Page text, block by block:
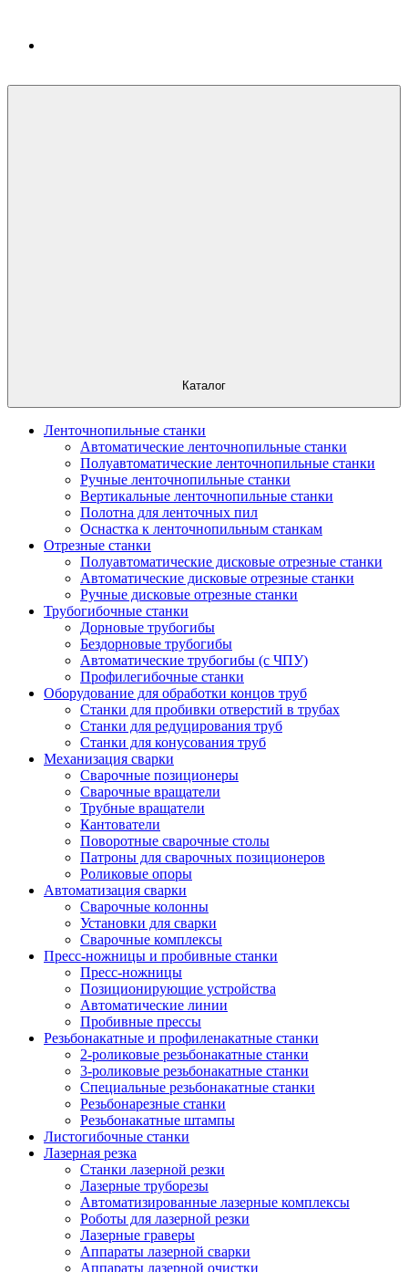
Каталог
Ленточнопильные станки
Автоматические ленточнопильные станки
Полуавтоматические ленточнопильные станки
Ручные ленточнопильные станки
Вертикальные ленточнопильные станки
Полотна для ленточных пил
Оснастка к ленточнопильным станкам
Отрезные станки
Полуавтоматические дисковые отрезные станки
Автоматические дисковые отрезные станки
Ручные дисковые отрезные станки
Трубогибочные станки
Дорновые трубогибы
Бездорновые трубогибы
Автоматические трубогибы (с ЧПУ)
Профилегибочные станки
Оборудование для обработки концов труб
Станки для пробивки отверстий в трубах
Станки для редуцирования труб
Станки для конусования труб
Механизация сварки
Сварочные позиционеры
Сварочные вращатели
Трубные вращатели
Кантователи
Поворотные сварочные столы
Патроны для сварочных позиционеров
Роликовые опоры
Автоматизация сварки
Сварочные колонны
Установки для сварки
Сварочные комплексы
Пресс-ножницы и пробивные станки
Пресс-ножницы
Позиционирующие устройства
Автоматические линии
Пробивные прессы
Резьбонакатные и профиленакатные станки
2-роликовые резьбонакатные станки
3-роликовые резьбонакатные станки
Специальные резьбонакатные станки
Резьбонарезные станки
Резьбонакатные штампы
Листогибочные станки
Лазерная резка
Станки лазерной резки
Лазерные труборезы
Автоматизированные лазерные комплексы
Роботы для лазерной резки
Лазерные граверы
Аппараты лазерной сварки
Аппараты лазерной очистки